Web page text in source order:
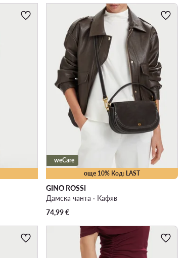
още 10% Код: LAST
weCare
GINO ROSSI
Дамска чанта · Кафяв
74,99€